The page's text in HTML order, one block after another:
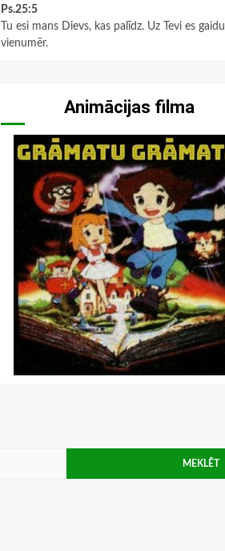
Ps.25:5
Tu esi mans Dievs, kas palīdz. Uz Tevi es gaidu
vienumēr.
Animācijas filma